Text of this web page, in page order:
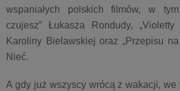
wspaniałych polskich filmów, w
czujesz” Łukasza Rondudy,
Karoliny Bielawskiej oraz „Przepisu
Nieć.
A gdy już wszyscy wrócą z wakacji, we